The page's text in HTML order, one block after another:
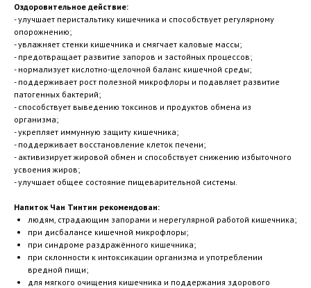
Оздоровительное действие:
- улучшает перистальтику кишечника и способствует регулярному
опорожнению;
- увлажняет стенки кишечника и смягчает каловые массы;
- предотвращает развитие запоров и застойных процессов;
- нормализует кислотно-щелочной баланс кишечной среды;
- поддерживает рост полезной микрофлоры и подавляет развитие
патогенных бактерий;
- способствует выведению токсинов и продуктов обмена из
организма;
- укрепляет иммунную защиту кишечника;
- поддерживает восстановление клеток печени;
- активизирует жировой обмен и способствует снижению избыточного
усвоения жиров;
- улучшает общее состояние пищеварительной системы.
Напиток Чан Тинтин рекомендован:
людям, страдающим запорами и нерегулярной работой кишечника;
при дисбалансе кишечной микрофлоры;
при синдроме раздражённого кишечника;
при склонности к интоксикации организма и употреблении
вредной пищи;
для мягкого очищения кишечника и поддержания здорового